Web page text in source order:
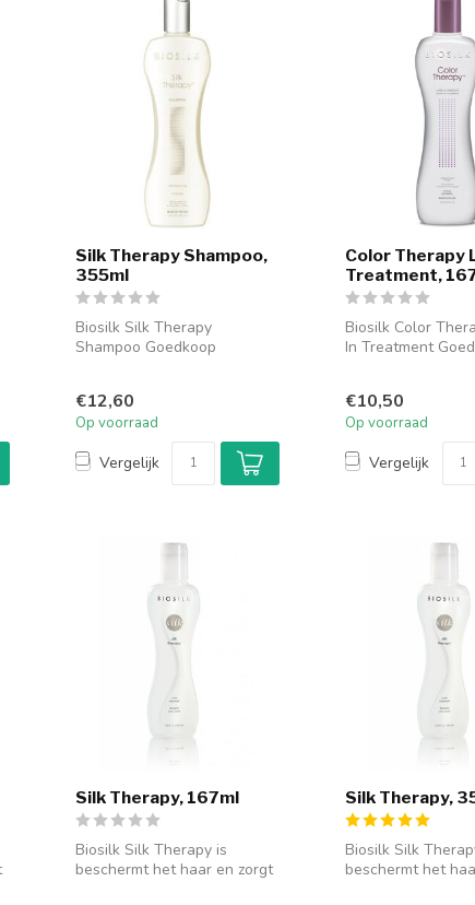
Silk Therapy Shampoo,
355ml
Biosilk Silk Therapy
Shampoo Goedkoop
€12,60
Op voorraad
Vergelijk
Color Therapy
Treatment,
Biosilk Color
In Treatment
€10,50
Op voorraad
Vergelijk
Silk Therapy, 167ml
Biosilk Silk Therapy is
beschermt het haar en zorgt
Silk Therapy,
Biosilk Silk
beschermt het